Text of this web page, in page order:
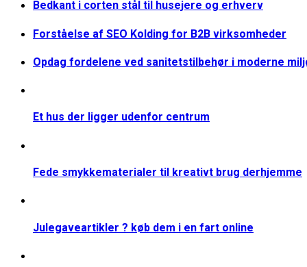
Bedkant i corten stål til husejere og erhverv
Forståelse af SEO Kolding for B2B virksomheder
Opdag fordelene ved sanitetstilbehør i moderne
Et hus der ligger udenfor centrum
Fede smykkematerialer til kreativt brug derhjemme
Julegaveartikler ? køb dem i en fart online